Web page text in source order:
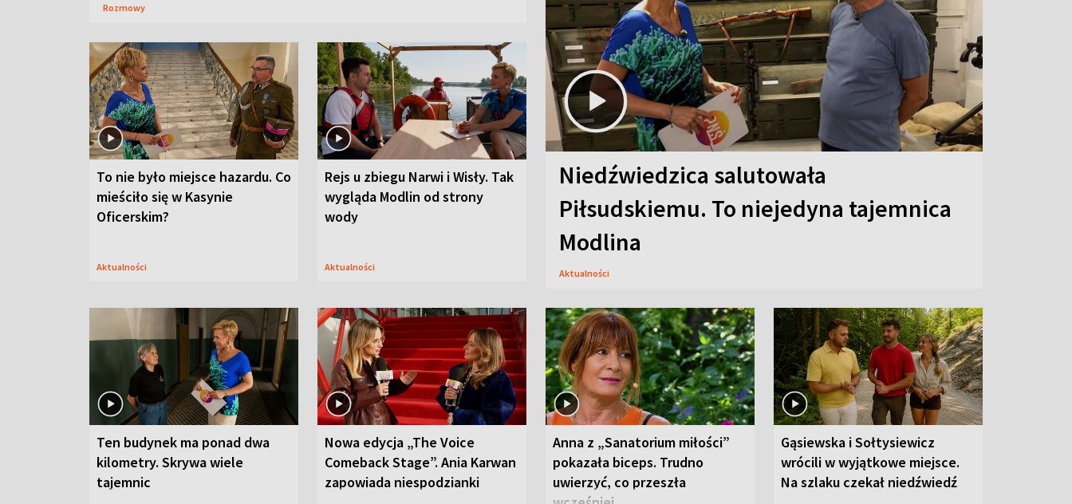
Rozmowy
To nie było miejsce hazardu. Co
mieściło się w Kasynie
Oficerskim?
Aktualności
Rejs u zbiegu Narwi i Wisły. Tak
wygląda Modlin od strony
wody
Aktualności
Niedźwiedzica salutowała
Piłsudskiemu. To niejedyna tajemnica
Modlina
Aktualności
Ten budynek ma ponad dwa
kilometry. Skrywa wiele
tajemnic
Nowa edycja „The Voice
Comeback Stage”. Ania Karwan
zapowiada niespodzianki
Anna z „Sanatorium miłości”
pokazała biceps. Trudno
uwierzyć, co przeszła
Gąsiewska i Sołtysiewicz
wrócili w wyjątkowe miejsce.
Na szlaku czekał niedźwiedź